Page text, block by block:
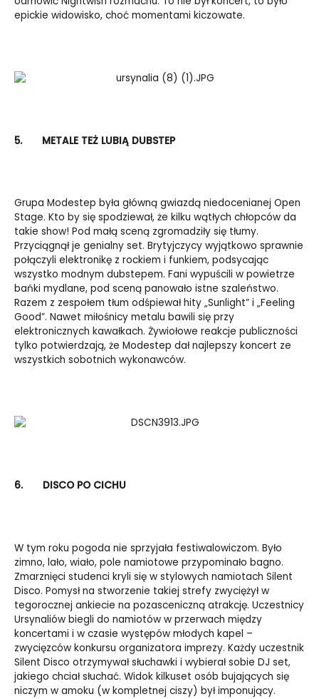
epickie widowisko, choć momentami kiczowate.
5. METALE TEŻ LUBIĄ DUBSTEP
Grupa Modestep była główną gwiazdą niedocenianej Open
Stage. Kto by się spodziewał, że kilku wątłych chłopców da
takie show! Pod małą sceną zgromadziły się tłumy.
Przyciągnął je genialny set. Brytyjczycy wyjątkowo sprawnie
połączyli elektronikę z rockiem i funkiem, podsycając
wszystko modnym dubstepem. Fani wypuścili w powietrze
bańki mydlane, pod sceną panowało istne szaleństwo.
Razem z zespołem tłum odśpiewał hity „Sunlight” i „Feeling
Good”. Nawet miłośnicy metalu bawili się przy
elektronicznych kawałkach. Żywiołowe reakcje publiczności
tylko potwierdzają, że Modestep dał najlepszy koncert ze
wszystkich sobotnich wykonawców.
6. DISCO PO CICHU
W tym roku pogoda nie sprzyjała festiwalowiczom. Było
zimno, lało, wiało, pole namiotowe przypominało bagno.
Zmarznięci studenci kryli się w stylowych namiotach Silent
Disco. Pomysł na stworzenie takiej strefy zwyciężył w
tegorocznej ankiecie na pozasceniczną atrakcję. Uczestnicy
Ursynaliów biegli do namiotów w przerwach między
koncertami i w czasie występów młodych kapel –
zwycięzców konkursu organizatora imprezy. Każdy uczestnik
Silent Disco otrzymywał słuchawki i wybierał sobie DJ set,
jakiego chciał słuchać. Widok kilkuset osób bujających się
niczym w amoku (w kompletnej ciszy) był imponujący.